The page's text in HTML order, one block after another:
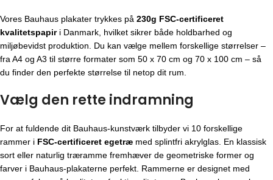
Vores Bauhaus plakater trykkes på 230g FSC-certificeret
kvalitetspapiri Danmark, hvilket sikrer både holdbarhed og
miljøbevidst produktion. Du kan vælge mellem forskellige størrelser –
fra A4 og A3 til større formater som 50 x 70 cm og 70 x 100 cm – så
du finder den perfekte størrelse til netop dit rum.
Vælg den rette indramning
For at fuldende dit Bauhaus-kunstværk tilbyder vi 10 forskellige
rammer i FSC-certificeret egetræ med splintfri akrylglas. En klassisk
sort eller naturlig træramme fremhæver de geometriske former og
farver i Bauhaus-plakaterne perfekt. Rammerne er designet med